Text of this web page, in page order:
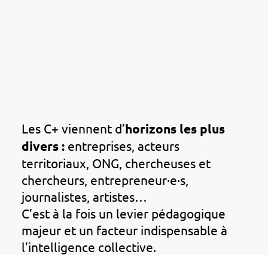
Les C+ viennent d’horizons les plus
divers :entreprises, acteurs
territoriaux, ONG, chercheuses et
chercheurs, entrepreneur·e·s,
journalistes, artistes…
C’est à la fois un levier pédagogique
majeur et un facteur indispensable à
l’intelligence collective.